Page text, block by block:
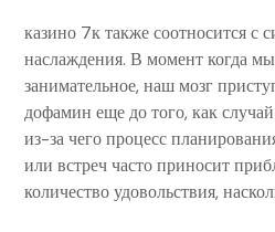
казино 7к также соотносится с
наслаждения. В момент когда
занимательное, наш мозг
дофамин еще до того, как
из-за чего процесс
или встреч часто приносит
количество удовольствия,